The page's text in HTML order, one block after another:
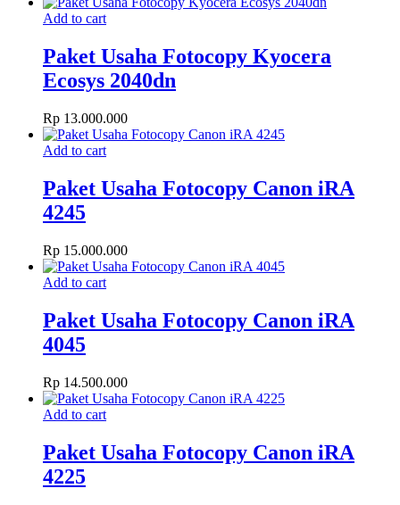
Add to cart
Paket Usaha Fotocopy Kyocera
Ecosys 2040dn
Rp 13.000.000
Add to cart
Paket Usaha Fotocopy Canon iRA
4245
Rp 15.000.000
Add to cart
Paket Usaha Fotocopy Canon iRA
4045
Rp 14.500.000
Add to cart
Paket Usaha Fotocopy Canon iRA
4225